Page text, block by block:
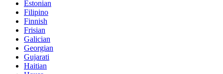
Estonian
Filipino
Finnish
Frisian
Galician
Georgian
Gujarati
Haitian